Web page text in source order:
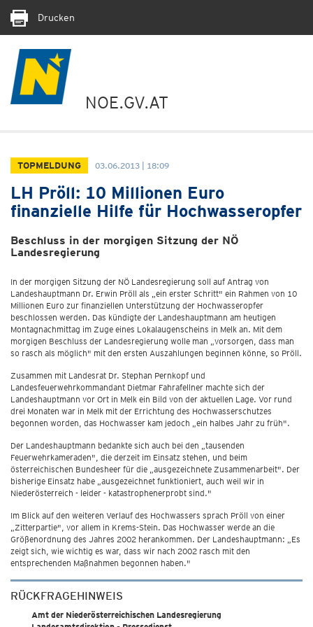
Drucken
NOE.GV.AT
TOPMELDUNG 03.06.2013 | 18:09
LH Pröll: 10 Millionen Euro
finanzielle Hilfe für Hochwasseropfer
Beschluss in der morgigen Sitzung der NÖ
Landesregierung
In der morgigen Sitzung der NÖ Landesregierung soll auf Antrag von
Landeshauptmann Dr. Erwin Pröll als „ein erster Schritt" ein Rahmen von 10
Millionen Euro zur finanziellen Unterstützung der Hochwasseropfer
beschlossen werden. Das kündigte der Landeshauptmann am heutigen
Montagnachmittag im Zuge eines Lokalaugenscheins in Melk an. Mit dem
morgigen Beschluss der Landesregierung wolle man „vorsorgen, dass man
so rasch als möglich" mit den ersten Auszahlungen beginnen könne, so Pröll.
Zusammen mit Landesrat Dr. Stephan Pernkopf und
Landesfeuerwehrkommandant Dietmar Fahrafellner machte sich der
Landeshauptmann vor Ort in Melk ein Bild von der aktuellen Lage. Vor rund
drei Monaten war in Melk mit der Errichtung des Hochwasserschutzes
begonnen worden, das Hochwasser kam jedoch „ein halbes Jahr zu früh".
Der Landeshauptmann bedankte sich auch bei den „tausenden
Feuerwehrkameraden", die derzeit im Einsatz stehen, und beim
österreichischen Bundesheer für die „ausgezeichnete Zusammenarbeit". Der
bisherige Einsatz habe „ausgezeichnet funktioniert, auch weil wir in
Niederösterreich - leider - katastrophenerprobt sind."
Im Blick auf den weiteren Verlauf des Hochwassers sprach Pröll von einer
„Zitterpartie", vor allem in Krems-Stein. Das Hochwasser werde an die
Größenordnung des Jahres 2002 herankommen. Der Landeshauptmann: „Es
zeigt sich, wie wichtig es war, dass wir nach 2002 rasch mit den
entsprechenden Maßnahmen begonnen haben."
RÜCKFRAGEHINWEIS
Amt der Niederösterreichischen Landesregierung